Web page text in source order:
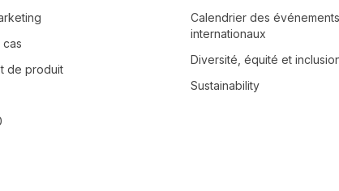
cas
de produit
Calendrier des événements
internationaux
Diversité, équité et
Sustainability